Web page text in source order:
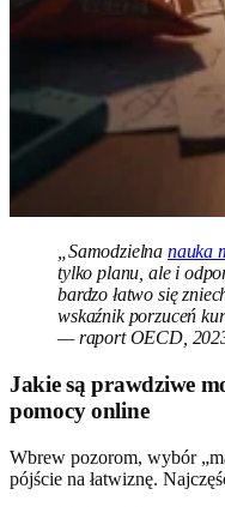
„Samodzielna nauka
tylko planu, ale i
bardzo łatwo się
wskaźnik porzuceń
— raport OECD,
Jakie są prawdziwe
pomocy online
Wbrew pozorom, wybór
pójście na łatwiznę.